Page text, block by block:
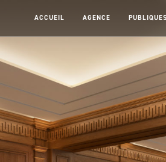
ACCUEIL AGENCE PUBLIQUES